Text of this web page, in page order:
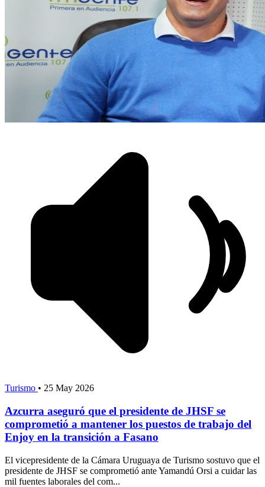
Turismo • 25 May 2026
Azcurra aseguró que el presidente de JHSF se
comprometió a mantener los puestos de trabajo del
Enjoy en la transición a Fasano
El vicepresidente de la Cámara Uruguaya de Turismo sostuvo que el
presidente de JHSF se comprometió ante Yamandú Orsi a cuidar las
mil fuentes laborales del com...